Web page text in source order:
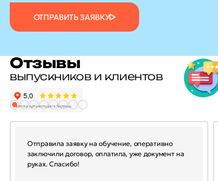
ОТПРАВИТЬ ЗАЯВКУ
Отзывы
выпускников и клиентов
Отправила заявку на обучение, оперативно
заключили договор, оплатила, уже документ на
руках. Спасибо!